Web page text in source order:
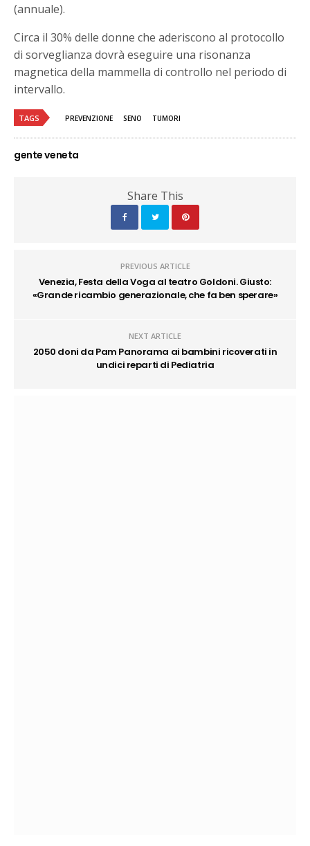
(annuale).
Circa il 30% delle donne che aderiscono al protocollo
di sorveglianza dovrà eseguire una risonanza
magnetica della mammella di controllo nel periodo di
intervallo.
TAGS PREVENZIONE SENO TUMORI
gente veneta
Share This
PREVIOUS ARTICLE
Venezia, Festa della Voga al teatro Goldoni. Giusto:
«Grande ricambio generazionale, che fa ben sperare»
NEXT ARTICLE
2050 doni da Pam Panorama ai bambini ricoverati in
undici reparti di Pediatria